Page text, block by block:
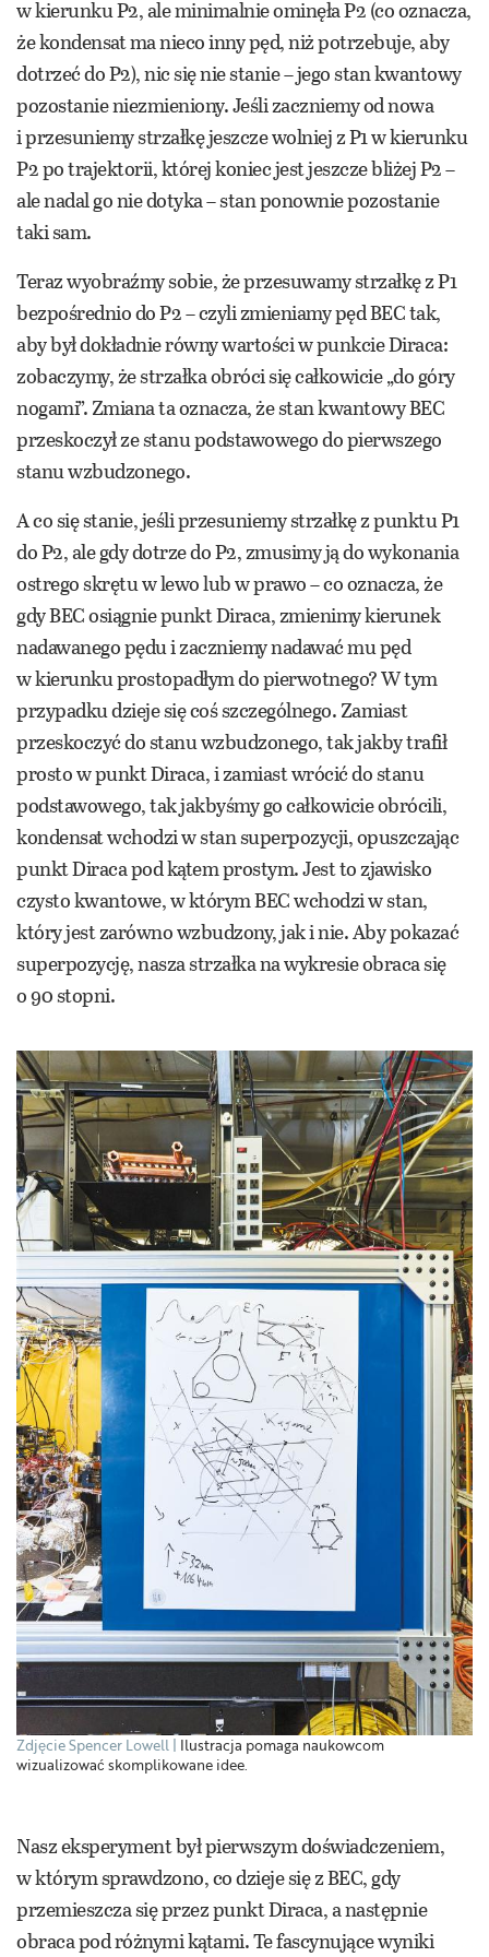
w kierunku P2, ale minimalnie ominęła P2 (co oznacza,
że kondensat ma nieco inny pęd, niż potrzebuje, aby
dotrzeć do P2), nic się nie stanie – jego stan kwantowy
pozostanie niezmieniony. Jeśli zaczniemy od nowa
i przesuniemy strzałkę jeszcze wolniej z P1 w kierunku
P2 po trajektorii, której koniec jest jeszcze bliżej P2 –
ale nadal go nie dotyka – stan ponownie pozostanie
taki sam.
Teraz wyobraźmy sobie, że przesuwamy strzałkę z P1
bezpośrednio do P2 – czyli zmieniamy pęd BEC tak,
aby był dokładnie równy wartości w punkcie Diraca:
zobaczymy, że strzałka obróci się całkowicie „do góry
nogami”. Zmiana ta oznacza, że stan kwantowy BEC
przeskoczył ze stanu podstawowego do pierwszego
stanu wzbudzonego.
A co się stanie, jeśli przesuniemy strzałkę z punktu P1
do P2, ale gdy dotrze do P2, zmusimy ją do wykonania
ostrego skrętu w lewo lub w prawo – co oznacza, że
gdy BEC osiągnie punkt Diraca, zmienimy kierunek
nadawanego pędu i zaczniemy nadawać mu pęd
w kierunku prostopadłym do pierwotnego? W tym
przypadku dzieje się coś szczególnego. Zamiast
przeskoczyć do stanu wzbudzonego, tak jakby trafił
prosto w punkt Diraca, i zamiast wrócić do stanu
podstawowego, tak jakbyśmy go całkowicie obrócili,
kondensat wchodzi w stan superpozycji, opuszczając
punkt Diraca pod kątem prostym. Jest to zjawisko
czysto kwantowe, w którym BEC wchodzi w stan,
który jest zarówno wzbudzony, jak i nie. Aby pokazać
superpozycję, nasza strzałka na wykresie obraca się
o 90 stopni.
Zdjęcie Spencer Lowell Ilustracja pomaga naukowcom
wizualizować skomplikowane idee.
Nasz eksperyment był pierwszym doświadczeniem,
w którym sprawdzono, co dzieje się z BEC, gdy
przemieszcza się przez punkt Diraca, a następnie
obraca pod różnymi kątami. Te fascynujące wyniki